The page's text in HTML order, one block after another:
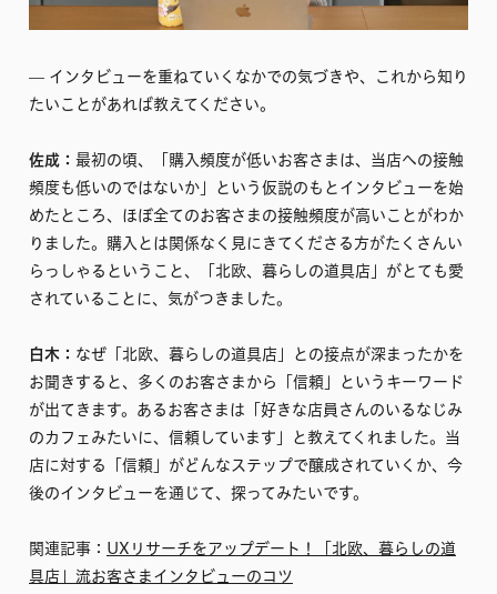
–– インタビューを重ねていくなかでの気づきや、これから知り
たいことがあれば教えてください。
佐成： 最初の頃、「購入頻度が低いお客さまは、当店への接触
頻度も低いのではないか」という仮説のもとインタビューを始
めたところ、ほぼ全てのお客さまの接触頻度が高いことがわか
りました。購入とは関係なく見にきてくださる方がたくさんい
らっしゃるということ、「北欧、暮らしの道具店」がとても愛
されていることに、気がつきました。
白木： なぜ「北欧、暮らしの道具店」との接点が深まったかを
お聞きすると、多くのお客さまから「信頼」というキーワード
が出てきます。あるお客さまは「好きな店員さんのいるなじみ
のカフェみたいに、信頼しています」と教えてくれました。当
店に対する「信頼」がどんなステップで醸成されていくか、今
後のインタビューを通じて、探ってみたいです。
関連記事： UXリサーチをアップデート！「北欧、暮らしの道
具店」流お客さまインタビューのコツ